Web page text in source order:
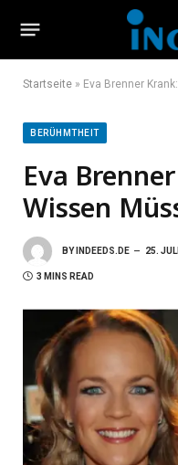
Startseite » Eva Brenner
BERÜHMTHEIT
Eva
Wissen
BY INDEEDS.DE 25.
3 MINS READ